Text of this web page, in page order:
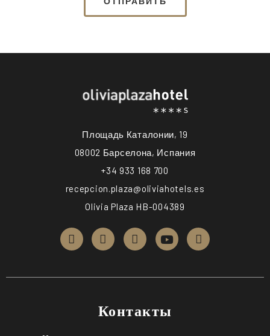
Площадь Каталонии, 19
08002 Барселона, Испания
+34 933 168 700
recepcion.plaza@oliviahotels.es
Olivia Plaza HB-004389
Контакты